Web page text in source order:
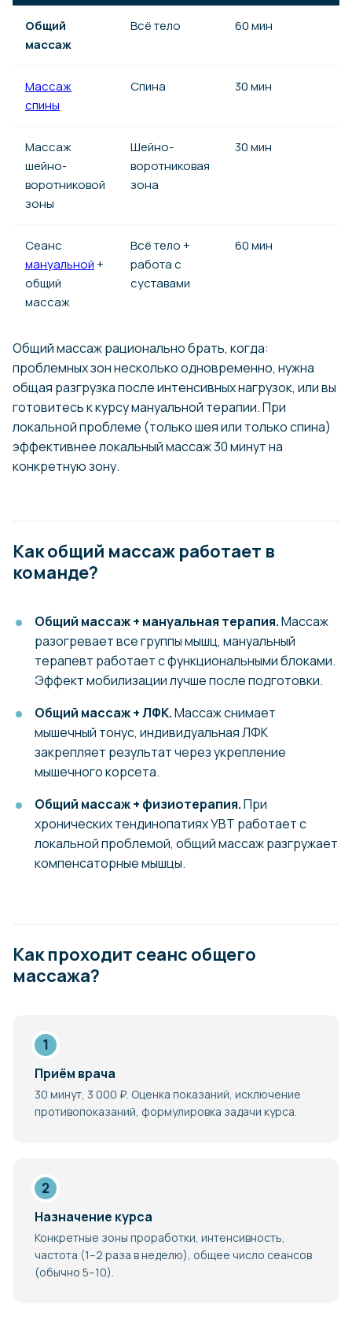
Общий
массаж
Всё тело 60 мин
Массаж
спины
Спина 30 мин
Массаж
шейно-
воротниковой
зоны
Шейно-
воротниковая
зона
30 мин
Сеанс
мануальной+
общий
массаж
Всё тело +
работа с
суставами
60 мин
Общий массаж рационально брать, когда:
проблемных зон несколько одновременно, нужна
общая разгрузка после интенсивных нагрузок, или вы
готовитесь к курсу мануальной терапии. При
локальной проблеме (только шея или только спина)
эффективнее локальный массаж 30 минут на
конкретную зону.
Как общий массаж работает в
команде?
Общий массаж + мануальная терапия.Массаж
разогревает все группы мышц, мануальный
терапевт работает с функциональными блоками.
Эффект мобилизации лучше после подготовки.
Общий массаж + ЛФК.Массаж снимает
мышечный тонус, индивидуальная ЛФК
закрепляет результат через укрепление
мышечного корсета.
Общий массаж + физиотерапия.При
хронических тендинопатиях УВТ работает с
локальной проблемой, общий массаж разгружает
компенсаторные мышцы.
Как проходит сеанс общего
массажа?
Приём врача
30 минут, 3 000 ₽. Оценка показаний, исключение
противопоказаний, формулировка задачи курса.
Назначение курса
Конкретные зоны проработки, интенсивность,
частота (1–2 раза в неделю), общее число сеансов
(обычно 5–10).